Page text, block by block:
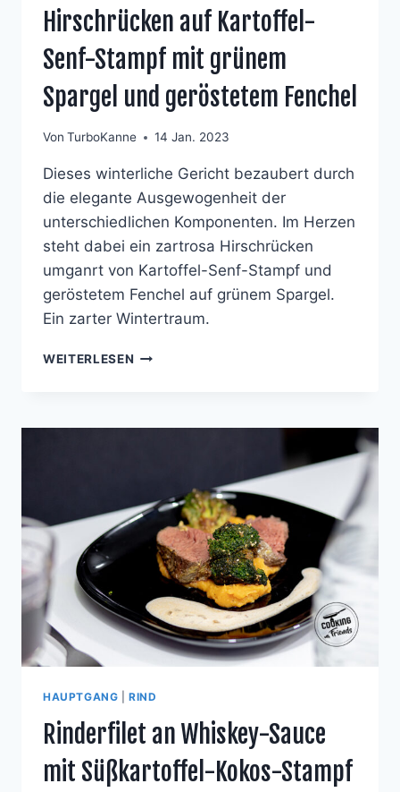
Hirschrücken auf Kartoffel-
Senf-Stampf mit grünem
Spargel und geröstetem Fenchel
Von TurboKanne 14 Jan. 2023
Dieses winterliche Gericht bezaubert durch
die elegante Ausgewogenheit der
unterschiedlichen Komponenten. Im Herzen
steht dabei ein zartrosa Hirschrücken
umganrt von Kartoffel-Senf-Stampf und
geröstetem Fenchel auf grünem Spargel.
Ein zarter Wintertraum.
WEITERLESEN HIRSCHRÜCKEN
STAMPF
SPARGEL
UND
GERÖSTETEM
FENCHEL
HAUPTGANG |RIND
Rinderfilet an Whiskey-Sauce
mit Süßkartoffel-Kokos-Stampf